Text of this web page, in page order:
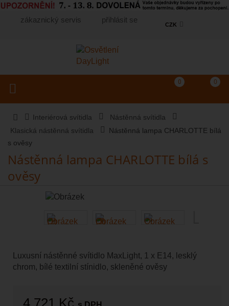
zákaznický servis přihlásit se
CZK
Košík 0
(prázdný)
0
Porovnání produktů
Toggle navigation
Interiérová svítidla
Nástěnná svítidla
Klasická nástěnná svítidla
Nástěnná lampa CHARLOTTE bílá
s ověsy
Nástěnná lampa CHARLOTTE bílá s
ověsy
Luxusní nástěnné svítidlo MaxLight, 1 x E14, lesklý
chrom, bílé textilní stínidlo, skleněné ověsy
4 721 Kč